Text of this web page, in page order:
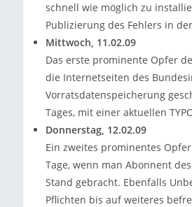
schnell wie möglich zu
Publizierung des Fehlers in
Mittwoch, 11.02.09
Das erste prominente Opfer
die Internetseiten des
Vorratsdatenspeicherung
Tages, mit einer aktuellen
Donnerstag, 12.02.09
Ein zweites prominentes
Tage, wenn man Abonnent
Stand gebracht. Ebenfalls
Pflichten bis auf weiteres